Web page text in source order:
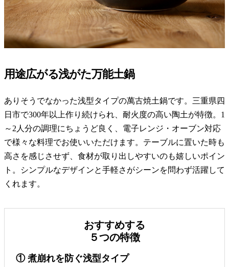
用途広がる浅がた万能土鍋
ありそうでなかった浅型タイプの萬古焼土鍋です。三重県四
日市で300年以上作り続けられ、耐火度の高い陶土が特徴。1
～2人分の調理にちょうど良く、電子レンジ・オーブン対応
で様々な料理でお使いいただけます。テーブルに置いた時も
高さを感じさせず、食材が取り出しやすいのも嬉しいポイン
ト。シンプルなデザインと手軽さがシーンを問わず活躍して
くれます。
おすすめする
５つの特徴
① 煮崩れを防ぐ浅型タイプ